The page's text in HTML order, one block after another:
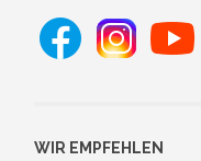
WIR EMPFEHLEN